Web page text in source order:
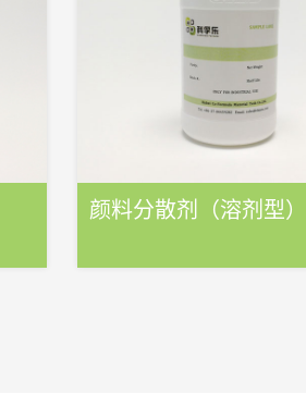
颜料分散剂（溶剂型）